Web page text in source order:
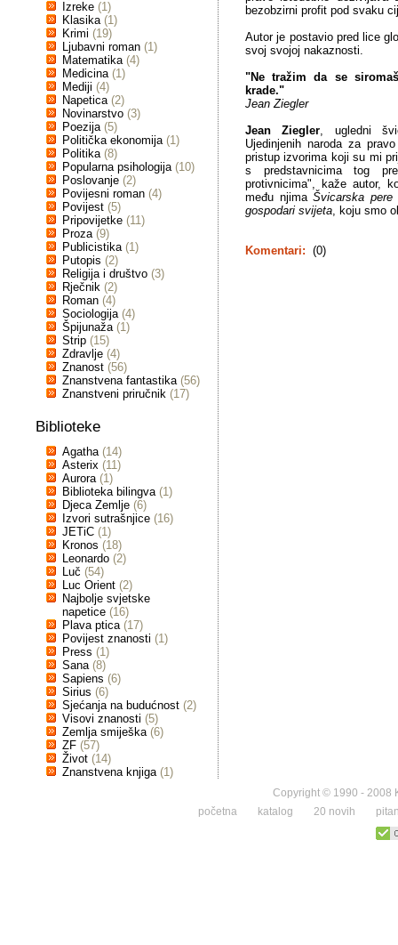
Izreke (1)
Klasika (1)
Krimi (19)
Ljubavni roman (1)
Matematika (4)
Medicina (1)
Mediji (4)
Napetica (2)
Novinarstvo (3)
Poezija (5)
Politička ekonomija (1)
Politika (8)
Popularna psihologija (10)
Poslovanje (2)
Povijesni roman (4)
Povijest (5)
Pripovijetke (11)
Proza (9)
Publicistika (1)
Putopis (2)
Religija i društvo (3)
Rječnik (2)
Roman (4)
Sociologija (4)
Špijunaža (1)
Strip (15)
Zdravlje (4)
Znanost (56)
Znanstvena fantastika (56)
Znanstveni priručnik (17)
Biblioteke
Agatha (14)
Asterix (11)
Aurora (1)
Biblioteka bilingva (1)
Djeca Zemlje (6)
Izvori sutrašnjice (16)
JETiC (1)
Kronos (18)
Leonardo (2)
Luč (54)
Luc Orient (2)
Najbolje svjetske
napetice (16)
Plava ptica (17)
Povijest znanosti (1)
Press (1)
Sana (8)
Sapiens (6)
Sirius (6)
Sjećanja na budućnost (2)
Visovi znanosti (5)
Zemlja smiješka (6)
ZF (57)
Život (14)
Znanstvena knjiga (1)
bezobzirni profit pod svaku
Autor je postavio pred lice
svoj svojoj nakaznosti.
"Ne tražim da se
krade."
Jean Ziegler
Jean Ziegler, ugledni
Ujedinjenih naroda za
pristup izvorima koji su mi
s predstavnicima tog
protivnicima", kaže autor,
među njimaŠvicarska
gospodari svijeta, koju smo
Komentari: (0)
Copyright © 1990 - 2008
početna
katalog 20 novih